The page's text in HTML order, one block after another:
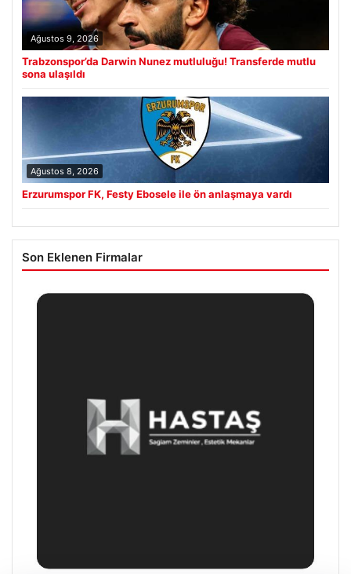
Ağustos 9, 2026
Trabzonspor’da Darwin Nunez mutluluğu! Transferde mutlu
sona ulaşıldı
Ağustos 8, 2026
Erzurumspor FK, Festy Ebosele ile ön anlaşmaya vardı
Son Eklenen Firmalar